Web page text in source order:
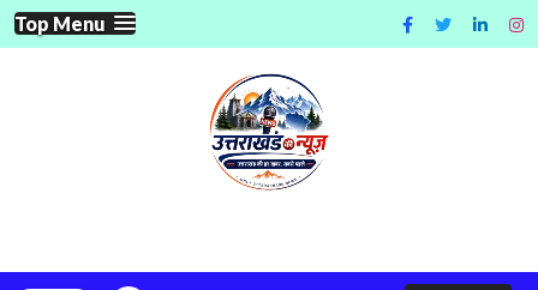
Skip
to
Top Menu